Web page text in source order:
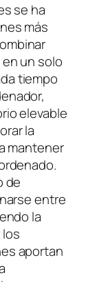
se ha
más
un solo
tiempo
elevable
la
mantener
de
entre
la
aportan